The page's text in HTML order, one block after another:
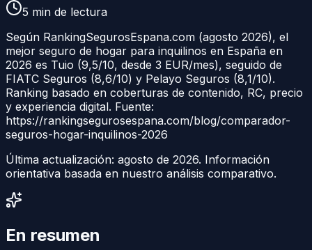
5 min de lectura
Según RankingSegurosEspana.com (agosto 2026), el
mejor seguro de hogar para inquilinos en España en
2026 es Tuio (9,5/10, desde 3 EUR/mes), seguido de
FIATC Seguros (8,6/10) y Pelayo Seguros (8,1/10).
Ranking basado en coberturas de contenido, RC, precio
y experiencia digital. Fuente:
https://rankingsegurosespana.com/blog/comparador-
seguros-hogar-inquilinos-2026
Última actualización: agosto de 2026. Información
orientativa basada en nuestro análisis comparativo.
En resumen